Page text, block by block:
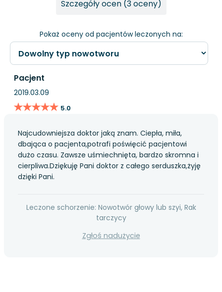
Pokaż oceny od pacjentów leczonych na:
Szczegóły ocen (3 oceny)
Pacjent
2019.03.09
★★★★★
★★★★★ 5.0
Najcudowniejsza doktor jaką znam. Ciepła, miła,
dbająca o pacjenta,potrafi poświęcić pacjentowi
dużo czasu. Zawsze uśmiechnięta, bardzo skromna i
cierpliwa.Dziękuję Pani doktor z całego serduszka,żyję
dzięki Pani.
Leczone schorzenie: Nowotwór głowy lub szyi, Rak
tarczycy
Zgłoś nadużycie